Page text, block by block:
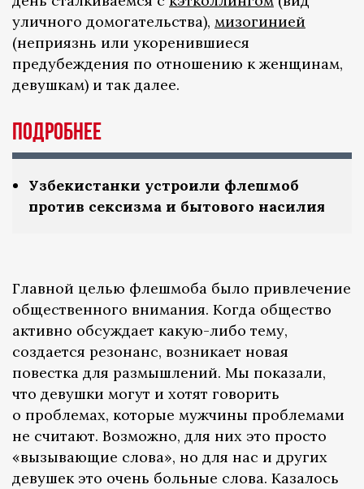
уличного домогательства), мизогинией
(неприязнь или укоренившиеся
предубеждения по отношению к женщинам,
девушкам) и так далее.
Подробнее
Узбекистанки устроили флешмоб
против сексизма и бытового насилия
Главной целью флешмоба было привлечение
общественного внимания. Когда общество
активно обсуждает какую-либо тему,
создается резонанс, возникает новая
повестка для размышлений. Мы показали,
что девушки могут и хотят говорить
о проблемах, которые мужчины проблемами
не считают. Возможно, для них это просто
«вызывающие слова», но для нас и других
девушек это очень больные слова. Казалось